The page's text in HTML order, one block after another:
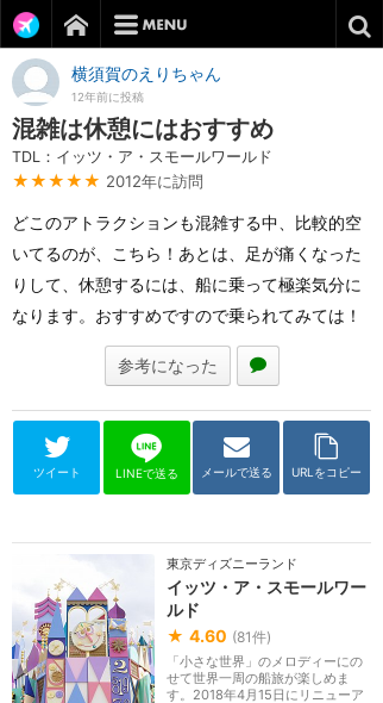
横須賀のえりちゃん
12年前に投稿
混雑は休憩にはおすすめ
TDL：イッツ・ア・スモールワールド
★★★★★ 2012年に訪問
どこのアトラクションも混雑する中、比較的空
いてるのが、こちら！あとは、足が痛くなった
りして、休憩するには、船に乗って極楽気分に
なります。おすすめですので乗られてみては！
参考になった
ツイート LINEで送る メールで送る URLをコピー
東京ディズニーランド
イッツ・ア・スモールワー
ルド
★ 4.60 (81件)
「小さな世界」のメロディーにの
せて世界一周の船旅が楽しめま
す。2018年4月15日にリニューア